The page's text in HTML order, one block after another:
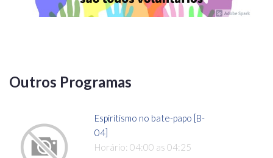
Outros Programas
Espiritismo no bate-papo [B-
04]
Horário: 04:00 as 04:25